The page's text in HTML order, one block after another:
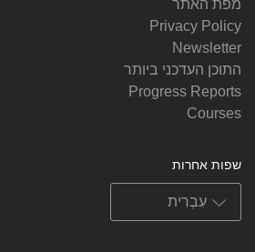
מפת האתר
Privacy Policy
Newsletter
התוכן העדכני ביותר
Progress Reports
Courses
שפות אחרות